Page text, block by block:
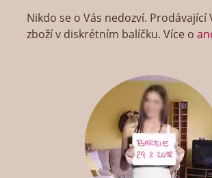
Nikdo se o Vás nedozví. Prodávající
zboží v diskrétním balíčku. Více o